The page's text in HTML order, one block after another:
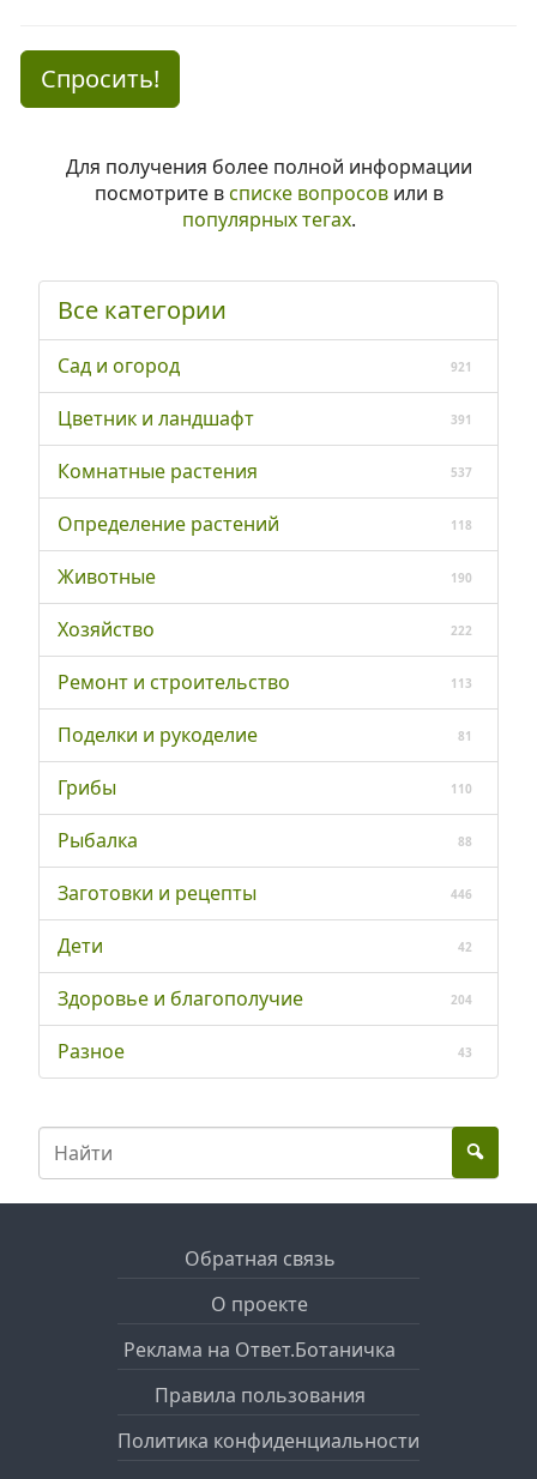
Спросить!
Для получения более полной информации
посмотрите всписке вопросовили в
популярных тегах.
Все категории
Сад и огород 921
Цветник и ландшафт 391
Комнатные растения 537
Определение растений 118
Животные 190
Хозяйство 222
Ремонт и строительство 113
Поделки и рукоделие 81
Грибы 110
Рыбалка 88
Заготовки и рецепты 446
Дети 42
Здоровье и благополучие 204
Разное 43
Обратная связь
О проекте
Реклама на Ответ.Ботаничка
Правила пользования
Политика конфиденциальности